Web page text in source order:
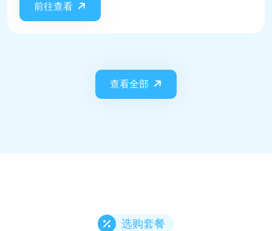
前往查看
查看全部
选购套餐